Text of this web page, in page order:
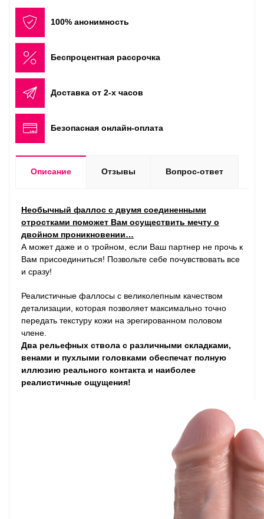
100% анонимность
Беспроцентная рассрочка
Доставка от 2-х часов
Безопасная онлайн-оплата
Описание Отзывы Вопрос-ответ
Необычный фаллос с двумя соединенными
отростками поможет Вам осуществить мечту о
двойном проникновении…
А может даже и о тройном, если Ваш партнер не прочь к
Вам присоединиться! Позвольте себе почувствовать все
и сразу!
Реалистичные фаллосы с великолепным качеством
детализации, которая позволяет максимально точно
передать текстуру кожи на эрегированном половом
члене.
Два рельефных ствола с различными складками,
венами и пухлыми головками обеспечат полную
иллюзию реального контакта и наиболее
реалистичные ощущения!